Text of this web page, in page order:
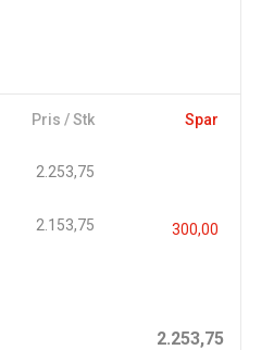
Pris / Stk Spar
2.253,75
2.153,75 300,00
2.253,75